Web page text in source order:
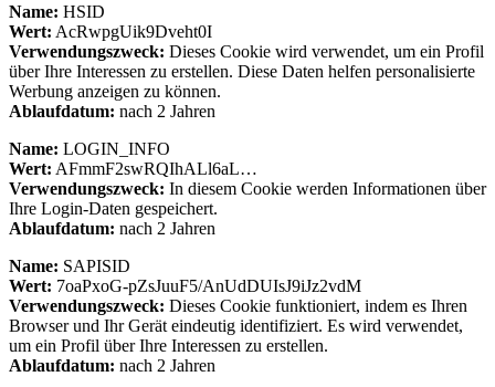
Name: HSID
Wert: AcRwpgUik9Dveht0I
Verwendungszweck: Dieses Cookie wird verwendet, um ein Profil
über Ihre Interessen zu erstellen. Diese Daten helfen personalisierte
Werbung anzeigen zu können.
Ablaufdatum: nach 2 Jahren
Name: LOGIN_INFO
Wert: AFmmF2swRQIhALl6aL…
Verwendungszweck: In diesem Cookie werden Informationen über
Ihre Login-Daten gespeichert.
Ablaufdatum: nach 2 Jahren
Name: SAPISID
Wert: 7oaPxoG-pZsJuuF5/AnUdDUIsJ9iJz2vdM
Verwendungszweck: Dieses Cookie funktioniert, indem es Ihren
Browser und Ihr Gerät eindeutig identifiziert. Es wird verwendet,
um ein Profil über Ihre Interessen zu erstellen.
Ablaufdatum: nach 2 Jahren